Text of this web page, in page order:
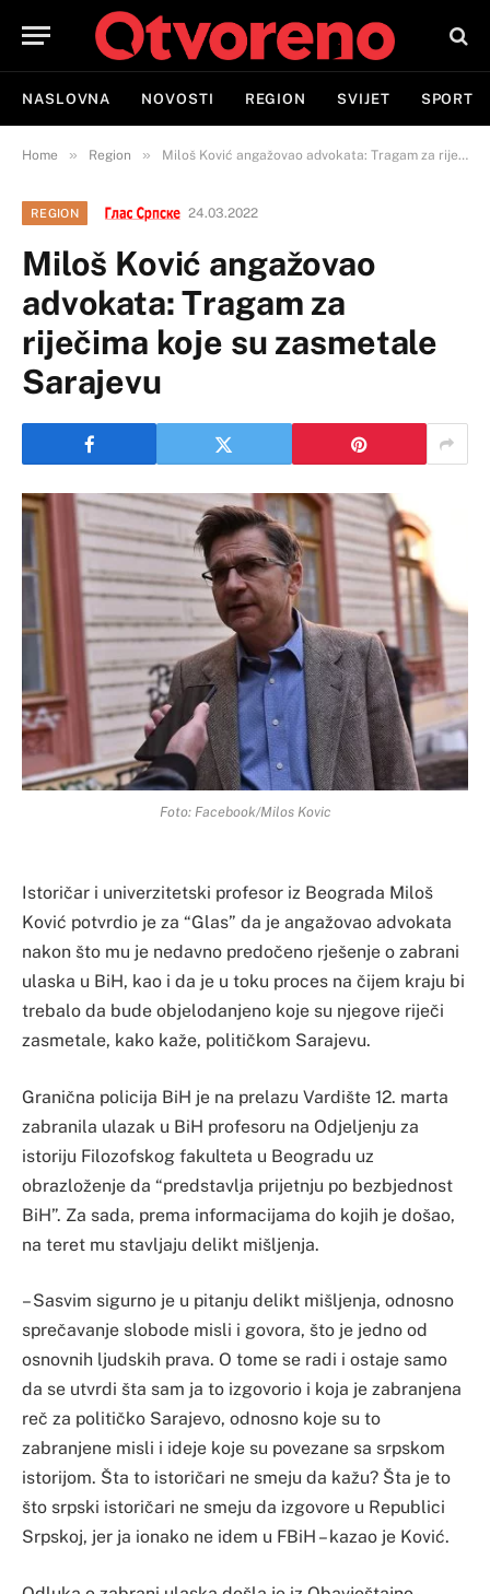
NASLOVNA NOVOSTI REGION SVIJET SPORT
Home » Region » Miloš Ković angažovao advokata: Tragam za riječima koje su zasmetale Sarajevu
REGION 24.03.2022
Miloš Ković angažovao
advokata: Tragam za
riječima koje su zasmetale
Sarajevu
Foto: Facebook/Milos Kovic
Istoričar i univerzitetski profesor iz Beograda Miloš
Ković potvrdio je za “Glas” da je angažovao advokata
nakon što mu je nedavno predočeno rješenje o zabrani
ulaska u BiH, kao i da je u toku proces na čijem kraju bi
trebalo da bude objelodanjeno koje su njegove riječi
zasmetale, kako kaže, političkom Sarajevu.
Granična policija BiH je na prelazu Vardište 12. marta
zabranila ulazak u BiH profesoru na Odjeljenju za
istoriju Filozofskog fakulteta u Beogradu uz
obrazloženje da “predstavlja prijetnju po bezbjednost
BiH”. Za sada, prema informacijama do kojih je došao,
na teret mu stavljaju delikt mišljenja.
– Sasvim sigurno je u pitanju delikt mišljenja, odnosno
sprečavanje slobode misli i govora, što je jedno od
osnovnih ljudskih prava. O tome se radi i ostaje samo
da se utvrdi šta sam ja to izgovorio i koja je zabranjena
reč za političko Sarajevo, odnosno koje su to
zabranjene misli i ideje koje su povezane sa srpskom
istorijom. Šta to istoričari ne smeju da kažu? Šta je to
što srpski istoričari ne smeju da izgovore u Republici
Srpskoj, jer ja ionako ne idem u FBiH – kazao je Ković.